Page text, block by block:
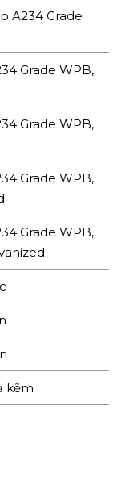
A234 Grade
Grade WPB,
Grade WPB,
Grade WPB,
Grade WPB,
kẽm